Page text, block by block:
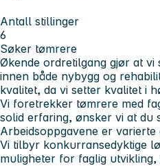
Antall stillinger
6
Søker tømrere
Økende ordretilgang gjør at
innen både nybygg og
kvalitet, da vi setter kvalitet i
Vi foretrekker tømrere med
solid erfaring, ønsker vi at du
Arbeidsoppgavene er
Vi tilbyr konkurransedyktige
muligheter for faglig utvikling,